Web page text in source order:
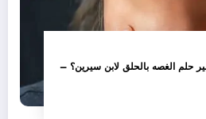
حلم الغصه بالحلق لابن سيرين؟ –